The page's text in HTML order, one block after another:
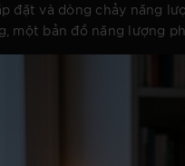
đặt và dòng chảy năng
một bản đồ năng lượng